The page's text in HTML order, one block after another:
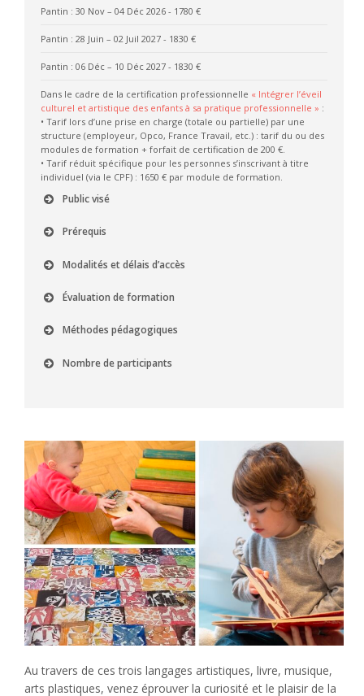
Pantin : 30 Nov – 04 Déc 2026 - 1780 €
Pantin : 28 Juin – 02 Juil 2027 - 1830 €
Pantin : 06 Déc – 10 Déc 2027 - 1830 €
Dans le cadre de la certification professionnelle « Intégrer l’éveil
culturel et artistique des enfants à sa pratique professionnelle » :
• Tarif lors d’une prise en charge (totale ou partielle) par une
structure (employeur, Opco, France Travail, etc.) : tarif du ou des
modules de formation + forfait de certification de 200 €.
• Tarif réduit spécifique pour les personnes s’inscrivant à titre
individuel (via le CPF) : 1650 € par module de formation.
Public visé
Prérequis
Modalités et délais d’accès
Évaluation de formation
Méthodes pédagogiques
Nombre de participants
Au travers de ces trois langages artistiques, livre, musique,
arts plastiques, venez éprouver la curiosité et le plaisir de la